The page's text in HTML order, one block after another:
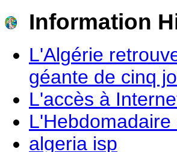
Information
L'Algérie
géante de cinq
L'accès à
algeria isp